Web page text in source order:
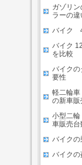
ガゾリ
ラーの違
バイク
バイク
を比較
バイクの
要性
軽二輪車
の新車販
小型二
車販売台
バイクの
バイクの